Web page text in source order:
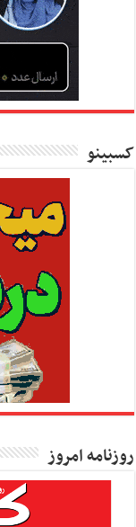
کسبینو
روزنامه امروز